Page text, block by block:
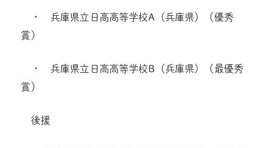
・ 兵庫県立日高高等学校A（兵庫県）（優秀
賞）
・ 兵庫県立日高高等学校B（兵庫県）（最優秀
賞）
後援